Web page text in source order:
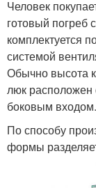
Человек
готовый погреб
комплектуется
системой
Обычно высота
люк расположен
боковым входом.
По способу
формы